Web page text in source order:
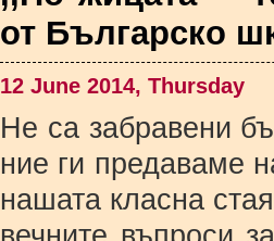
от Българско
12 June 2014, Thursday
Не са забравени
ние ги предаваме
нашата класна